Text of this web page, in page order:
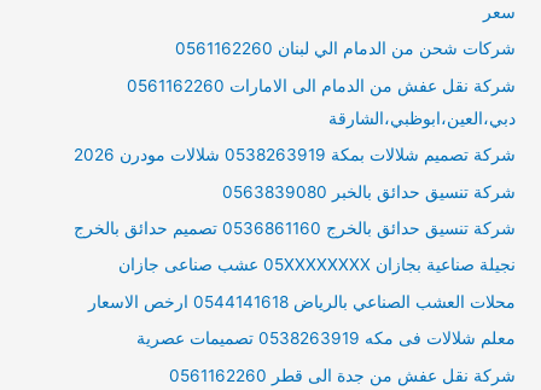
سعر
شركات شحن من الدمام الي لبنان 0561162260
شركة نقل عفش من الدمام الى الامارات 0561162260
دبي،العين،ابوظبي،الشارقة
شركة تصميم شلالات بمكة 0538263919 شلالات مودرن 2026
شركة تنسيق حدائق بالخبر 0563839080
شركة تنسيق حدائق بالخرج 0536861160 تصميم حدائق بالخرج
نجيلة صناعية بجازان 05XXXXXXXX عشب صناعى جازان
محلات العشب الصناعي بالرياض 0544141618 ارخص الاسعار
معلم شلالات فى مكه 0538263919 تصميمات عصرية
شركة نقل عفش من جدة الى قطر 0561162260